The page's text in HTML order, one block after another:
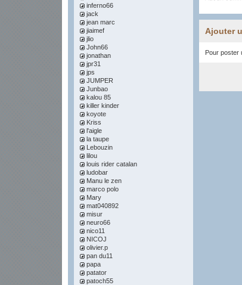
inferno66
jack
jean marc
jiaimef
jlio
John66
jonathan
jpr31
jps
JUMPER
Junbao
kalou 85
killer kinder
koyote
Kriss
l'aigle
la taupe
Lebouzin
lilou
louis rider catalan
ludobar
Manu le zen
marco polo
Mary
mat040892
misur
neuro66
nico11
NICOJ
olivier.p
pan du11
papa
patator
patoch55
Ajouter
Pour poster